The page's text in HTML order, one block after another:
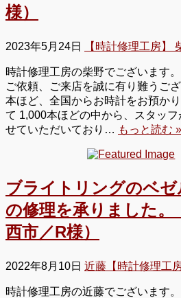
様）
2023年5月24日 【時計修理工房】
時計修理工房の柴野でございます
ご依頼、ご来店を誠に有り難うご
本ほど、全国からお時計をお預か
て 1,000本ほどの中から、スタッフ
せていただいており… もっと読む »
ブライトリングのベゼ
の修理を承りました。
西市／R様）
2022年8月10日 近藤【時計修理工房
時計修理工房の近藤でございます